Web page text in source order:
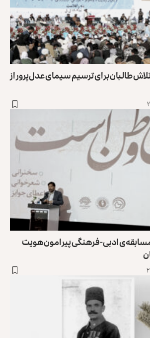
تلاش طالبان برای ترسیم سیمای عدل‌پرور از
ادبی-فرهنگی پیرامون هویت